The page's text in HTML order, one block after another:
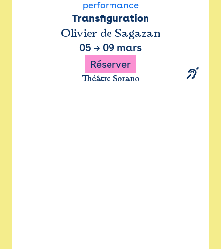
performance
Transfiguration
Olivier de Sagazan
05 → 09 mars
Réserver
Théâtre Sorano